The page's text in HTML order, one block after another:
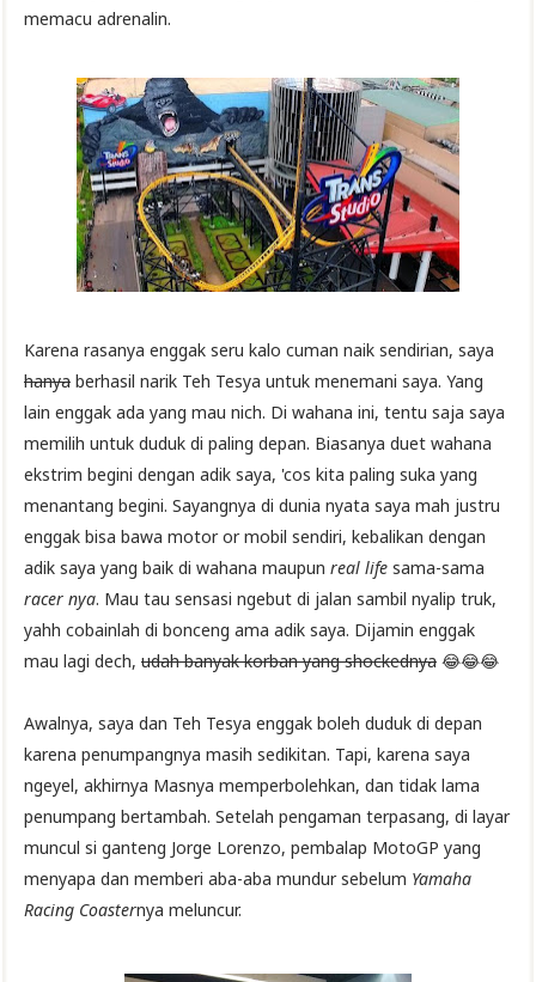
memacu adrenalin.
Karena rasanya enggak seru kalo cuman naik sendirian, saya
hanya berhasil narik Teh Tesya untuk menemani saya. Yang
lain enggak ada yang mau nich. Di wahana ini, tentu saja saya
memilih untuk duduk di paling depan. Biasanya duet wahana
ekstrim begini dengan adik saya, 'cos kita paling suka yang
menantang begini. Sayangnya di dunia nyata saya mah justru
enggak bisa bawa motor or mobil sendiri, kebalikan dengan
adik saya yang baik di wahana maupun real life sama-sama
racer nya. Mau tau sensasi ngebut di jalan sambil nyalip truk,
yahh cobainlah di bonceng ama adik saya. Dijamin enggak
mau lagi dech, udah banyak korban yang shockednya 😂😂😂
Awalnya, saya dan Teh Tesya enggak boleh duduk di depan
karena penumpangnya masih sedikitan. Tapi, karena saya
ngeyel, akhirnya Masnya memperbolehkan, dan tidak lama
penumpang bertambah. Setelah pengaman terpasang, di layar
muncul si ganteng Jorge Lorenzo, pembalap MotoGP yang
menyapa dan memberi aba-aba mundur sebelum Yamaha
Racing Coasternya meluncur.